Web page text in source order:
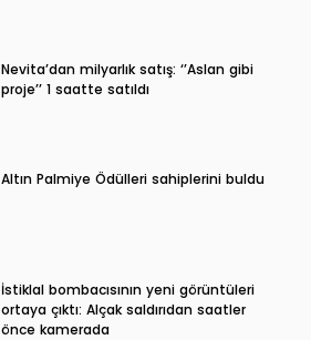
Nevita’dan milyarlık satış: ‘’Aslan gibi
proje’’ 1 saatte satıldı
Altın Palmiye Ödülleri sahiplerini buldu
İstiklal bombacısının yeni görüntüleri
ortaya çıktı: Alçak saldırıdan saatler
önce kamerada